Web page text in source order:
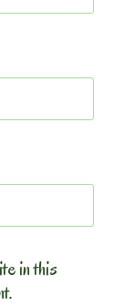
in this